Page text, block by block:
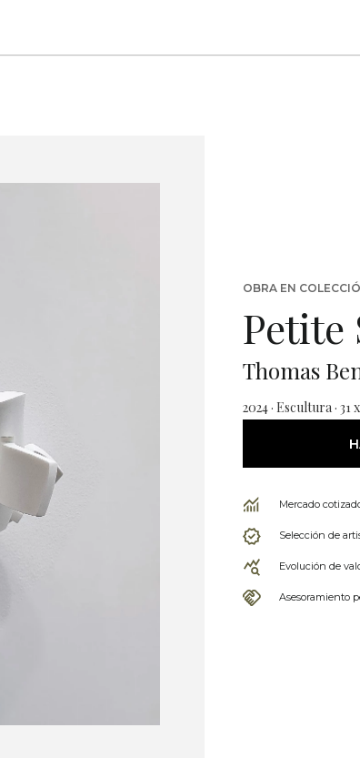
OBRA EN
Petite
Thomas
2024 · Escultura · 31
Mercado
Selección de
Evolución de
Asesoramiento